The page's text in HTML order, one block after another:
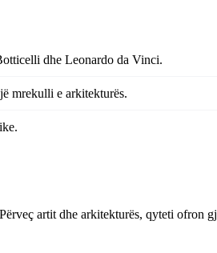
dhe Leonardo da Vinci.
mrekulli e arkitekturës.
artit dhe arkitekturës, qyteti ofron